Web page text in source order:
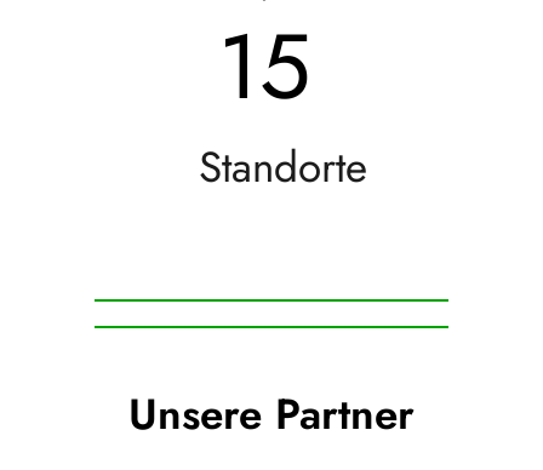
15
Standorte
Unsere Partner